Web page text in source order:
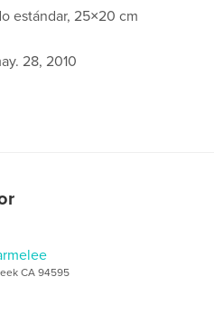
estándar, 25×20 cm
28, 2010
CA 94595